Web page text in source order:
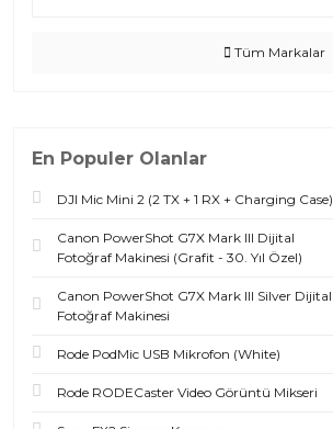
Tüm Markalar
En Populer Olanlar
DJI Mic Mini 2 (2 TX + 1 RX + Charging Case)
Canon PowerShot G7X Mark III Dijital
Fotoğraf Makinesi (Grafit - 30. Yıl Özel)
Canon PowerShot G7X Mark III Silver Dijital
Fotoğraf Makinesi
Rode PodMic USB Mikrofon (White)
Rode RODECaster Video Görüntü Mikseri